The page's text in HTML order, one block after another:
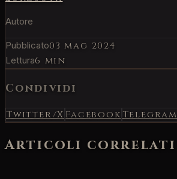
Autore
Pubblicato03 mag 2024
Lettura6 min
Condividi
Twitter/X Facebook Telegram
Articoli correlati